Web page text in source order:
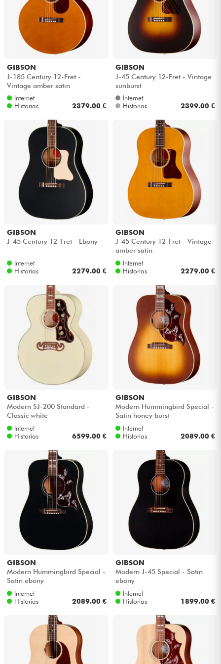
GIBSON
J-185 Century 12-Fret -
Vintage amber satin
Internet
Historias
2379.00 €
GIBSON
J-45 Century 12-Fret - Vintage
sunburst
Internet
Historias
2399.00 €
GIBSON
J-45 Century 12-Fret - Ebony
Internet
Historias
2279.00 €
GIBSON
J-45 Century 12-Fret - Vintage
amber satin
Internet
Historias
2279.00 €
GIBSON
Modern SJ-200 Standard -
Classic white
Internet
Historias
6599.00 €
GIBSON
Modern Hummingbird Special -
Satin honey burst
Internet
Historias
2089.00 €
GIBSON
Modern Hummingbird Special -
Satin ebony
Internet
Historias
2089.00 €
GIBSON
Modern J-45 Special - Satin
ebony
Internet
Historias
1899.00 €